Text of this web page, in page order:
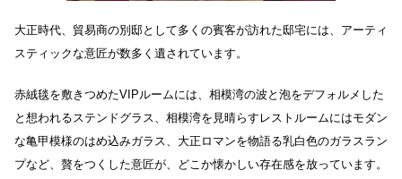
大正時代、貿易商の別邸として多くの賓客が訪れた邸宅には、アーティ
スティックな意匠が数多く遺されています。
赤絨毯を敷きつめたVIPルームには、相模湾の波と泡をデフォルメした
と想われるステンドグラス、相模湾を見晴らすレストルームにはモダン
な亀甲模様のはめ込みガラス、大正ロマンを物語る乳白色のガラスラン
プなど、贅をつくした意匠が、どこか懐かしい存在感を放っています。